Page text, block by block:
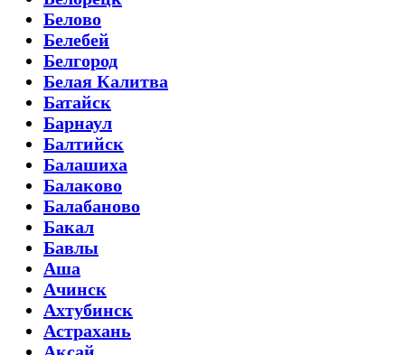
Белово
Белебей
Белгород
Белая Калитва
Батайск
Барнаул
Балтийск
Балашиха
Балаково
Балабаново
Бакал
Бавлы
Аша
Ачинск
Ахтубинск
Астрахань